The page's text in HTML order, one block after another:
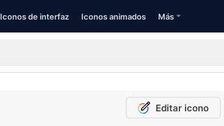
Iconos de interfaz Iconos animados Más
Editar icono